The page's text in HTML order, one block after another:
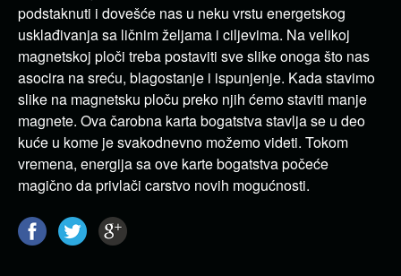
podstaknuti i dovešće nas u neku vrstu energetskog
usklađivanja sa ličnim željama i ciljevima. Na velikoj
magnetskoj ploči treba postaviti sve slike onoga što nas
asocira na sreću, blagostanje i ispunjenje. Kada stavimo
slike na magnetsku ploču preko njih ćemo staviti manje
magnete. Ova čarobna karta bogatstva stavlja se u deo
kuće u kome je svakodnevno možemo videti. Tokom
vremena, energija sa ove karte bogatstva počeće
magično da privlači carstvo novih mogućnosti.